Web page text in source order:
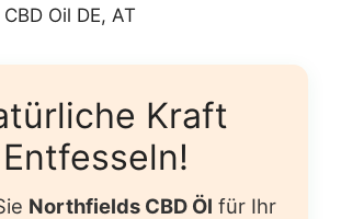
Kraft
Entfesseln!
Northfields CBD Öl für Ihr